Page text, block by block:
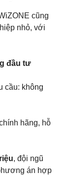
cũng
nhỏ, với
đầu tư
cầu: không
hãng, hỗ
, đội ngũ
án hợp